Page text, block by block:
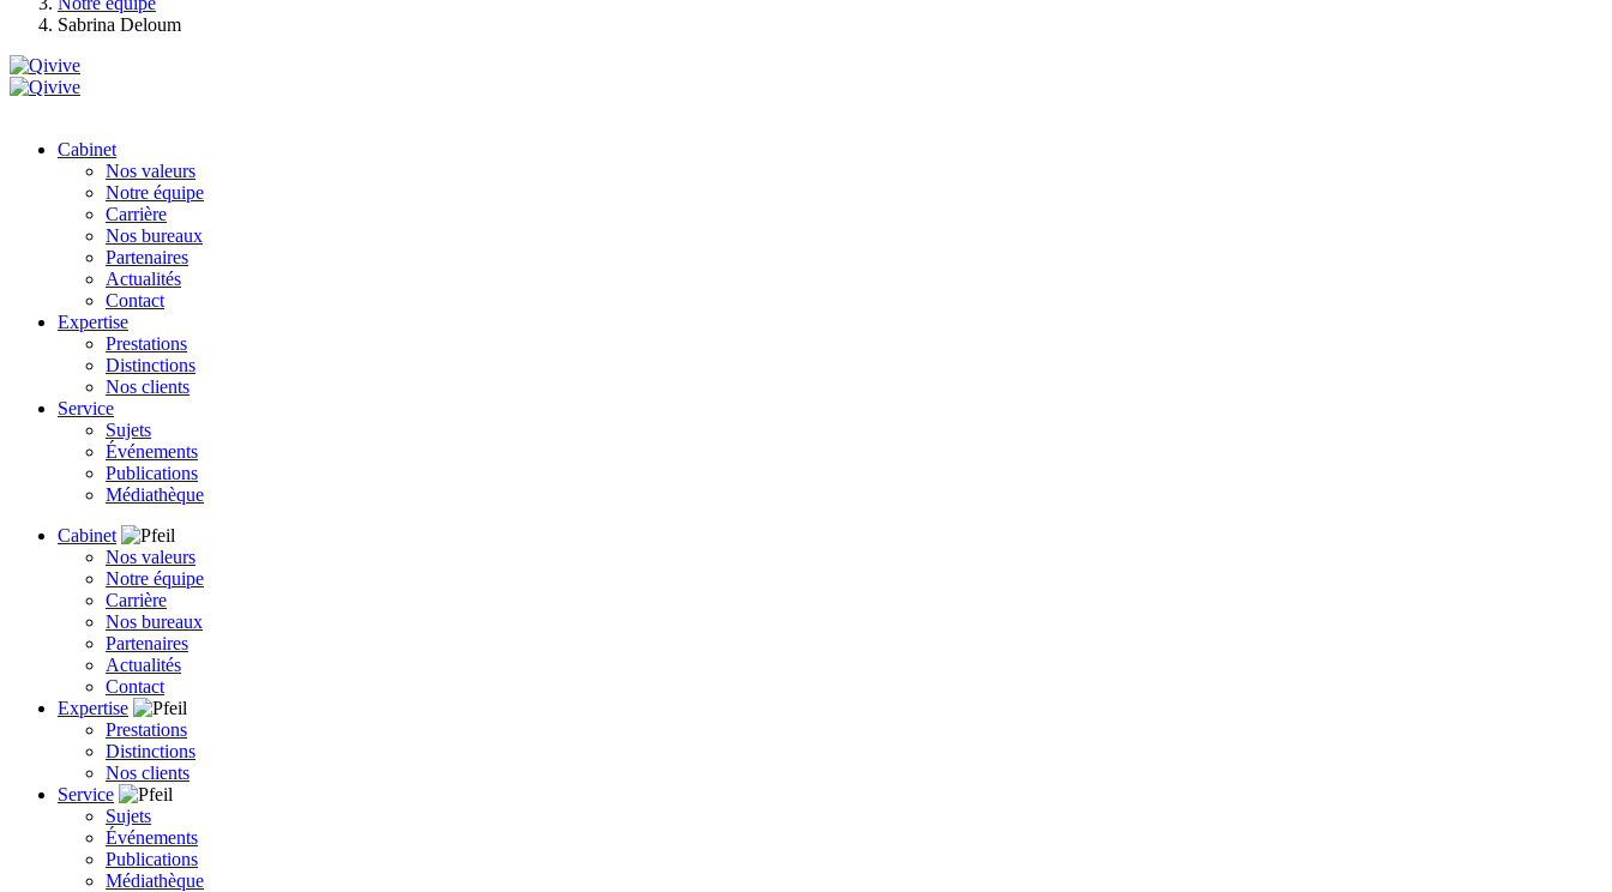
Sabrina Deloum
Cabinet
Nos valeurs
Notre équipe
Carrière
Nos bureaux
Partenaires
Actualités
Contact
Expertise
Prestations
Distinctions
Nos clients
Service
Sujets
Événements
Publications
Médiathèque
Cabinet
Nos valeurs
Notre équipe
Carrière
Nos bureaux
Partenaires
Actualités
Contact
Expertise
Prestations
Distinctions
Nos clients
Service
Sujets
Événements
Publications
Médiathèque